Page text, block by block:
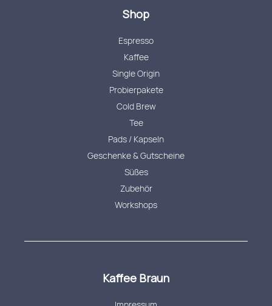
Shop
Espresso
Kaffee
Single Origin
Probierpakete
Cold Brew
Tee
Pads / Kapseln
Geschenke & Gutscheine
Süßes
Zubehör
Workshops
Kaffee Braun